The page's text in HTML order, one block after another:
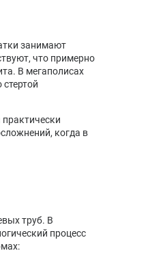
занимают
что примерно
В мегаполисах
практически
когда в
труб. В
процесс